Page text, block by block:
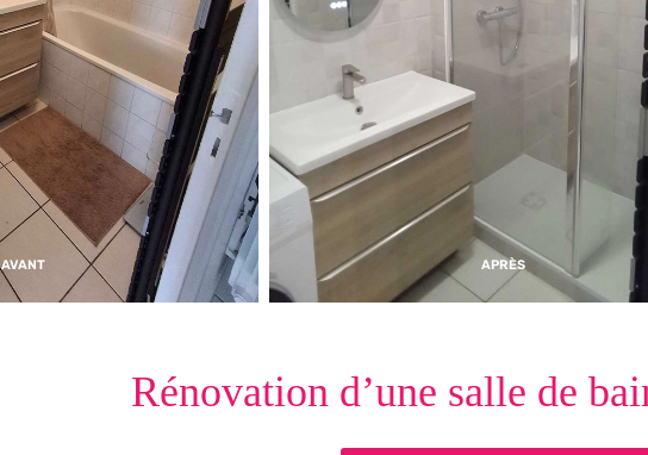
AVANT APRÈS
Rénovation d’une salle de